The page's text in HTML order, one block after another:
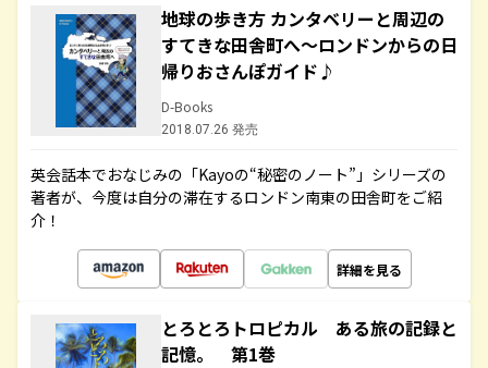
地球の歩き方 カンタベリーと周辺の
すてきな田舎町へ～ロンドンからの日
帰りおさんぽガイド♪
D-Books
2018.07.26 発売
英会話本でおなじみの「Kayoの“秘密のノート”」シリーズの
著者が、今度は自分の滞在するロンドン南東の田舎町をご紹
介！
詳細を見る
とろとろトロピカル ある旅の記録と
記憶。 第1巻